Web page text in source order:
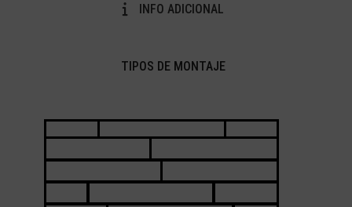
INFO ADICIONAL
TIPOS DE MONTAJE